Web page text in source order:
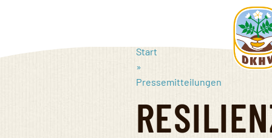
e.V.
Start
»
Pressemitteilungen